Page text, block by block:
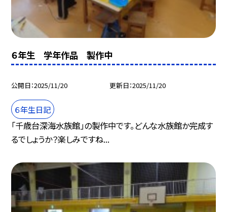
６年生 学年作品 製作中
公開日 2025/11/20 更新日 2025/11/20
６年生日記
「千歳台深海水族館」の製作中です。どんな水族館か完成す
るでしょうか？楽しみですね...